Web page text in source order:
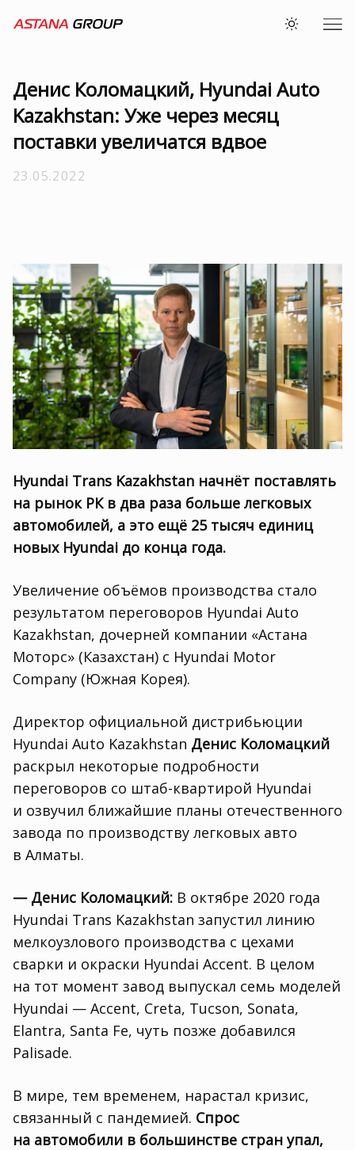
Денис Коломацкий, Hyundai Auto
Kazakhstan: Уже через месяц
поставки увеличатся вдвое
23.05.2022
Hyundai Trans Kazakhstan начнёт поставлять
на рынок РК в два раза больше легковых
автомобилей, а это ещё 25 тысяч единиц
новых Hyundai до конца года.
Увеличение объёмов производства стало
результатом переговоров Hyundai Auto
Kazakhstan, дочерней компании «Астана
Моторс» (Казахстан) с Hyundai Motor
Company (Южная Корея).
Директор официальной дистрибьюции
Hyundai Auto Kazakhstan Денис Коломацкий
раскрыл некоторые подробности
переговоров со штаб-квартирой Hyundai
и озвучил ближайшие планы отечественного
завода по производству легковых авто
в Алматы.
— Денис Коломацкий: В октябре 2020 года
Hyundai Trans Kazakhstan запустил линию
мелкоузлового производства с цехами
сварки и окраски Hyundai Accent. В целом
на тот момент завод выпускал семь моделей
Hyundai — Accent, Creta, Tucson, Sonata,
Elantra, Santa Fe, чуть позже добавился
Palisade.
В мире, тем временем, нарастал кризис,
связанный с пандемией. Спрос
на автомобили в большинстве стран упал,